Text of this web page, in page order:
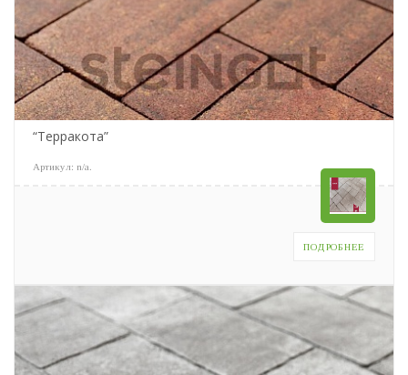
“Терракота”
Артикул: n/a
ПОДРОБНЕЕ